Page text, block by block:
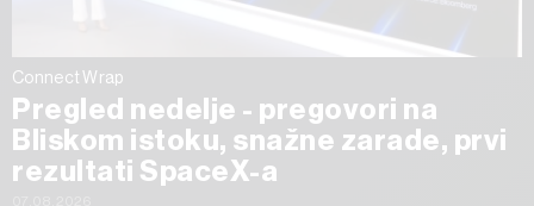
Connect Wrap
Pregled nedelje - pregovori na
Bliskom istoku, snažne zarade, prvi
rezultati SpaceX-a